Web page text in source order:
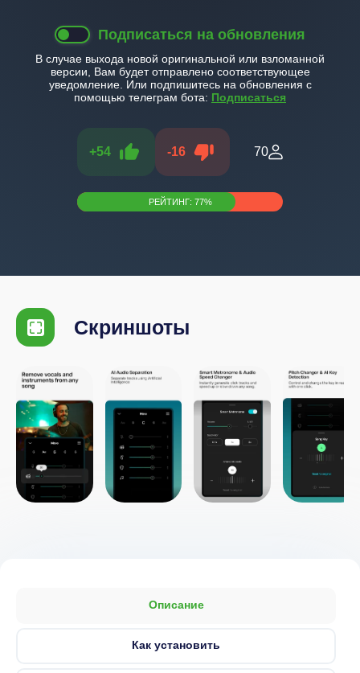
Подписаться на обновления
В случае выхода новой оригинальной или взломанной
версии, Вам будет отправлено соответствующее
уведомление. Или подпишитесь на обновления с
помощью телеграм бота: Подписаться
+54 -16 70
РЕЙТИНГ: 77%
Скриншоты
Описание
Как установить